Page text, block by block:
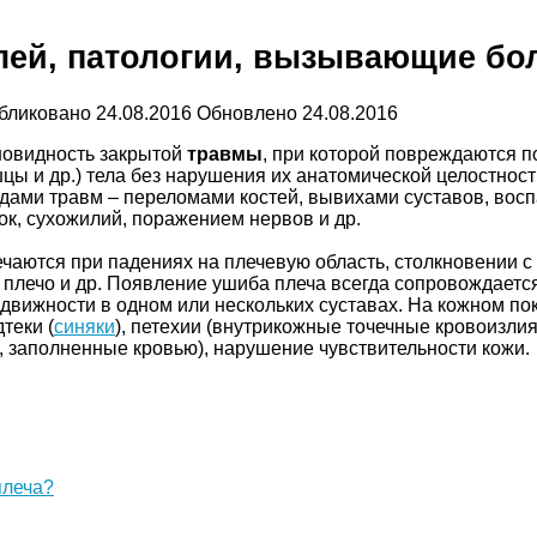
патологии, вызывающие
24.08.2016 Обновлено 24.08.2016
закрытой травмы, при которой повреждаются
и др.) тела без нарушения их анатомической
травм – переломами костей, вывихами суставов,
сухожилий, поражением нервов и др.
при падениях на плечевую область,
и др. Появление ушиба плеча всегда
в одном или нескольких суставах. На кожном
(синяки), петехии (внутрикожные точечные
заполненные кровью), нарушение чувствительности кожи.